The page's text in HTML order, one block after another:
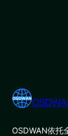
OSDWAN依托